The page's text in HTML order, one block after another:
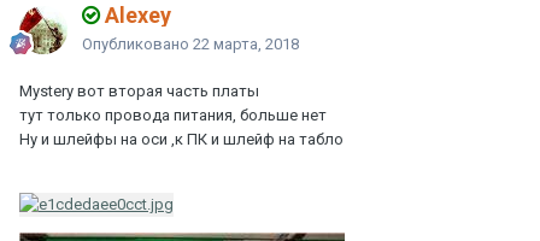
Alexey
Опубликовано 22 марта, 2018
Mystery вот вторая часть платы
тут только провода питания, больше нет
Ну и шлейфы на оси ,к ПК и шлейф на табло